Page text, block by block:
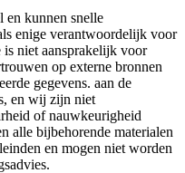
en kunnen snelle
enige verantwoordelijk voor
niet aansprakelijk voor
op externe bronnen
gegevens. aan de
en wij zijn niet
of nauwkeurigheid
alle bijbehorende materialen
en mogen niet worden